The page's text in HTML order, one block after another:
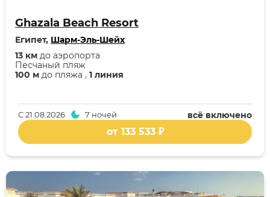
Ghazala Beach Resort
Египет, Шарм-Эль-Шейх
100 м до пляжа , 1 линия
Песчаный пляж
13 км до аэропорта
всё включено
С21.08.2026 7 ночей
от 133 533 ₽